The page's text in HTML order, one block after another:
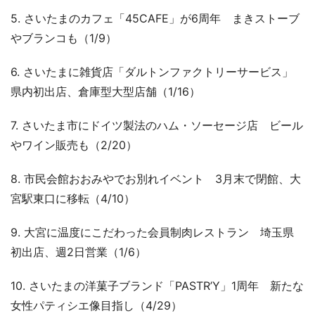
5. さいたまのカフェ「45CAFE」が6周年 まきストーブ
やブランコも（1/9）
6. さいたまに雑貨店「ダルトンファクトリーサービス」
県内初出店、倉庫型大型店舗（1/16）
7. さいたま市にドイツ製法のハム・ソーセージ店 ビール
やワイン販売も（2/20）
8. 市民会館おおみやでお別れイベント 3月末で閉館、大
宮駅東口に移転（4/10）
9. 大宮に温度にこだわった会員制肉レストラン 埼玉県
初出店、週2日営業（1/6）
10. さいたまの洋菓子ブランド「PASTR’Y」1周年 新たな
女性パティシエ像目指し（4/29）